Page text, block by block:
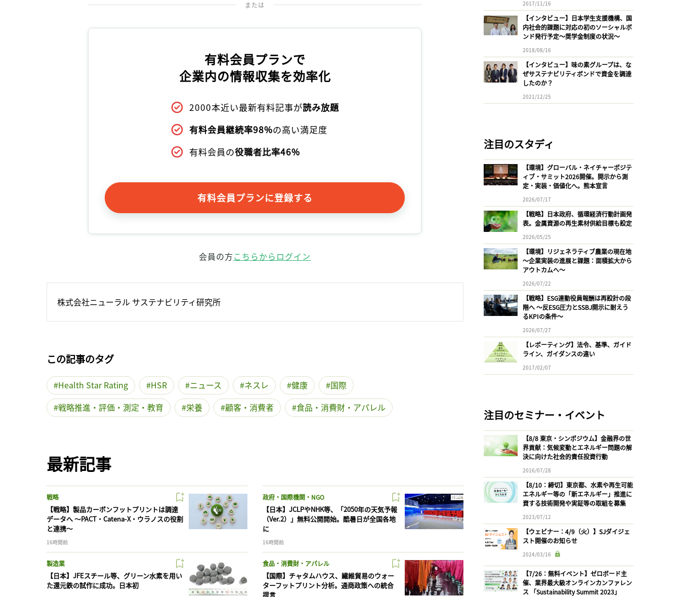
または
有料会員プランで
企業内の情報収集を効率化
2000本近い最新有料記事が読み放題
有料会員継続率98%の高い満足度
有料会員の役職者比率46%
有料会員プランに登録する
会員の方こちらからログイン
株式会社ニューラル サステナビリティ研究所
この記事のタグ
Health Star Rating HSR ニュース ネスレ 健康
国際
戦略推進・評価・測定・教育
栄養 顧客・消費者 食品・消費財・アパレル
最新記事
戦略
【戦略】製品カーボンフットプリントは調達
データへ 〜PACT・Catena-X・ウラノスの役割
と連携〜
16時間前
政府・国際機関・NGO
【日本】JCLPやNHK等、「2050年の天気予報
（Ver.2）」無料公開開始。酷暑日が全国各地
に
16時間前
製造業
【日本】JFEスチール等、グリーン水素を用い
た還元鉄の試作に成功。日本初
食品・消費財・アパレル
【国際】チャタムハウス、繊維貿易のウォー
ターフットプリント分析。通商政策への統合
提言
2017/11/16
【インタビュー】日本学生支援機構、国
内社会的課題に対応の初のソーシャルボ
ンド発行予定〜奨学金制度の状況〜
2018/08/16
【インタビュー】味の素グループは、な
ぜサステナビリティボンドで資金を調達
したのか？
2021/12/25
注目のスタディ
【環境】グローバル・ネイチャーポジテ
ィブ・サミット2026開催。開示から測
定・実装・価値化へ。熊本宣言
2026/07/17
【戦略】日本政府、循環経済行動計画発
表。金属資源の再生素材供給目標も設定
2026/05/25
【環境】リジェネラティブ農業の現在地
〜企業実装の進展と課題：面積拡大から
アウトカムへ〜
2026/07/22
【戦略】ESG連動役員報酬は再設計の段
階へ 〜反ESG圧力とSSBJ開示に耐えう
るKPIの条件〜
2026/07/27
【レポーティング】法令、基準、ガイド
ライン、ガイダンスの違い
2017/02/07
注目のセミナー・イベント
【8/8 東京・シンポジウム】金融界の世
界貢献：気候変動とエネルギー問題の解
決に向けた社会的責任投資行動
2016/07/28
【8/10：締切】東京都、水素や再生可能
エネルギー等の「新エネルギー」推進に
資する技術開発や実証等の取組を募集
2023/07/12
【ウェビナー：4/9（火）】SJダイジェ
スト開催のお知らせ
2024/03/16
【7/26：無料イベント】ゼロボード主
催、業界最大級オンラインカンファレン
ス 「Sustainability Summit 2023」